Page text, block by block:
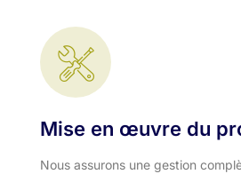
Mise en œuvre du
Nous assurons une gestion